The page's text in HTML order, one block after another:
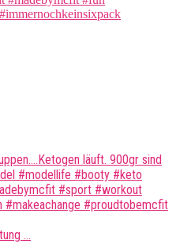
läuft. 900gr sind
#modellife #booty #keto
#sport #workout
#proudtobemcfit
…